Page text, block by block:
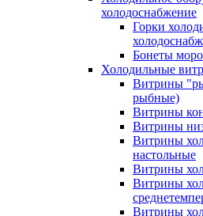
холодоснабжение
Горки
Бонеты
Холодильные
Витрины
рыбные)
Витрины
Витрины
Витрины
настольные
Витрины
Витрины
Витрины